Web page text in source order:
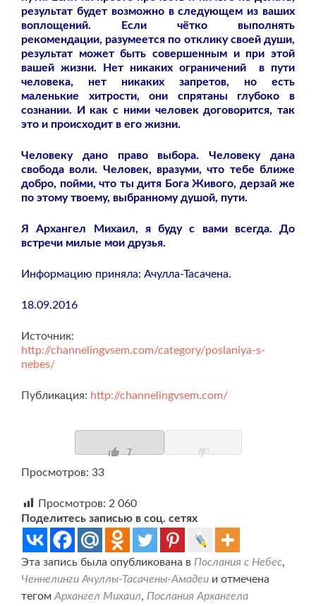
результат будет возможно в следующем из ваших
воплощений. Если чётко выполнять
рекомендации, разумеется по отклику своей души,
результат может быть совершенным и при этой
вашей жизни. Нет никаких ограничений в пути
человека, нет никаких запретов, но есть
маленькие хитрости, они спрятаны глубоко в
сознании. И как с ними человек договорится, так
это и происходит в его жизни.
Человеку дано право выбора. Человеку дана
свобода воли. Человек, вразуми, что тебе ближе
добро, пойми, что ты дитя Бога Живого, дерзай же
по этому твоему, выбранному душой, пути.
Я Архангел Михаил, я буду с вами всегда. До
встречи милые мои друзья.
Информацию приняла: Ачулла-Тасачена.
18.09.2016
Источник:
http://channelingvsem.com/category/poslaniya-s-
nebes/
Публикация: http://channelingvsem.com/
7
Просмотров: 33
Просмотров: 2 060
Поделитесь записью в соц. сетях
Эта запись была опубликована в Послания с Небес,
Ченнелинги Ачуллы-Тасачены-Амадеи и отмечена
тегом Архангел Михаил, Послания Архангела